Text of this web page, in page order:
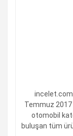
incelet.com
Temmuz 2017
otomobil
buluşan tüm